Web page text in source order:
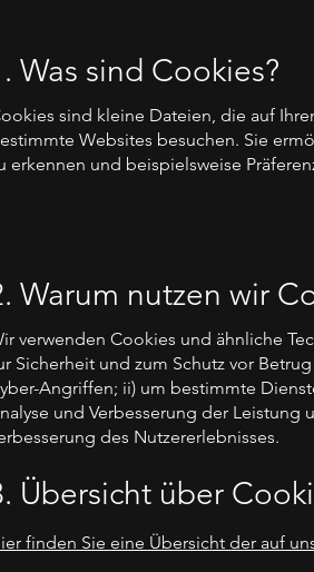
Was sind Cookies?
sind kleine Dateien, die auf
Websites besuchen. Sie
erkennen und beispielsweise
Warum nutzen wir
verwenden Cookies und ähnliche
Sicherheit und zum Schutz vor
Angriffen; ii) um bestimmte
und Verbesserung der Leistung
des Nutzererlebnisses.
Übersicht über
finden Sie eine Übersicht der auf